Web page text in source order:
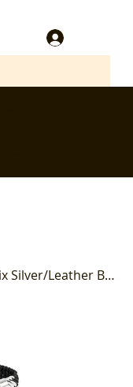
Buddha to Buddha - 815 E - Ben Mix Silver/Leather Bracelet Black